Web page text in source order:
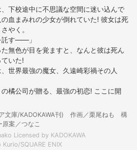
下校途中に不思議な空間に迷い込んで
血まみれの少女が倒れていた! 彼女は死
やく。
託す――」
無色が目を覚ますと、なんと彼は死ん
いた!
世界最強の魔女、久遠崎彩禍その人
の橘公司が贈る、最強の初恋! ここに開
文庫/KADOKAWA刊) 作画／栗尾ねも 構
案／つなこ
Licensed by KADOKAWA
SQUARE ENIX